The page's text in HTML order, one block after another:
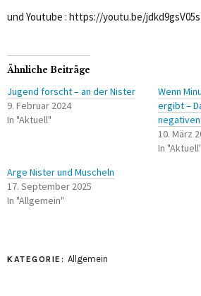
und Youtube : https://youtu.be/jdkd9gsV05s
Ähnliche Beiträge
Jugend forscht – an der Nister
9. Februar 2024
In "Aktuell"
Wenn
ergibt –
10. März
In "Aktuell"
Arge Nister und Muscheln
17. September 2025
In "Allgemein"
KATEGORIE: Allgemein